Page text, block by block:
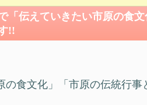
「伝えていきたい市原の食
!!
食文化」「市原の伝統行事